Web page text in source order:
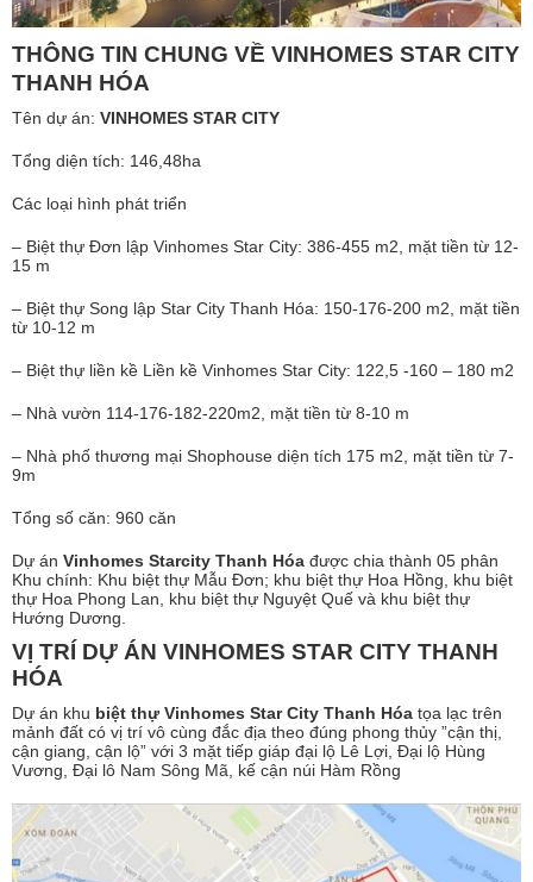
THÔNG TIN CHUNG VỀ VINHOMES STAR CITY
THANH HÓA
Tên dự án: VINHOMES STAR CITY
Tổng diện tích: 146,48ha
Các loại hình phát triển
– Biệt thự Đơn lập Vinhomes Star City: 386-455 m2, mặt tiền từ 12-
15 m
– Biệt thự Song lập Star City Thanh Hóa: 150-176-200 m2, mặt tiền
từ 10-12 m
– Biệt thự liền kề Liền kề Vinhomes Star City: 122,5 -160 – 180 m2
– Nhà vườn 114-176-182-220m2, mặt tiền từ 8-10 m
– Nhà phố thương mại Shophouse diện tích 175 m2, mặt tiền từ 7-
9m
Tổng số căn: 960 căn
Dự án Vinhomes Starcity Thanh Hóa được chia thành 05 phân
Khu chính: Khu biệt thự Mẫu Đơn; khu biệt thự Hoa Hồng, khu biệt
thự Hoa Phong Lan, khu biệt thự Nguyệt Quế và khu biệt thự
Hướng Dương.
VỊ TRÍ DỰ ÁN VINHOMES STAR CITY THANH
HÓA
Dự án khu biệt thự Vinhomes Star City Thanh Hóa tọa lạc trên
mảnh đất có vị trí vô cùng đắc địa theo đúng phong thủy ”cận thị,
cận giang, cận lộ” với 3 mặt tiếp giáp đại lộ Lê Lợi, Đại lộ Hùng
Vương, Đại lô Nam Sông Mã, kế cận núi Hàm Rồng